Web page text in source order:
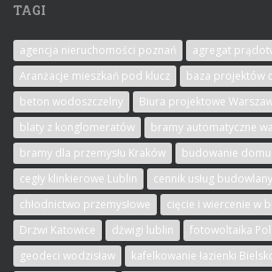
TAGI
agencja nieruchomości poznań
agregat
Aranżacje mieszkań pod klucz
baza projektów
beton wodoszczelny
Biura projektowe
blaty z konglomeratów
bramy automatyczne
bramy dla przemysłu Kraków
budowanie
cegły klinkierowe Lublin
cennik usług
chłodnictwo przemysłowe
cięcie i wiercenie w
Drzwi Katowice
dźwigi lublin
fotowoltaika
geodeci wodzisław
kafelkowanie łazienki